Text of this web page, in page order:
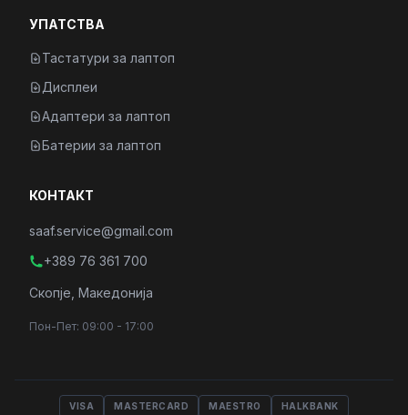
УПАТСТВА
Тастатури за лаптоп
Дисплеи
Адаптери за лаптоп
Батерии за лаптоп
КОНТАКТ
saaf.service@gmail.com
+389 76 361 700
Скопје, Македонија
Пон-Пет: 09:00 - 17:00
VISA MASTERCARD MAESTRO HALKBANK